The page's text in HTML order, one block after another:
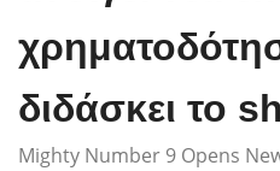
διδάσκει το
Mighty Number 9 Opens